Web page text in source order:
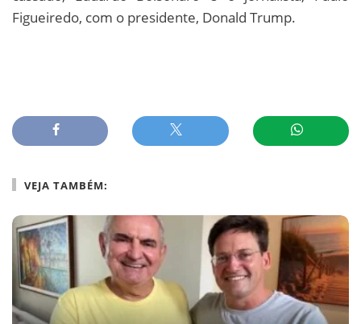
Figueiredo, com o presidente, Donald Trump.
VEJA TAMBÉM: